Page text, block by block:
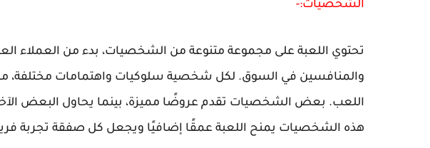
الشخصيات:-
تحتوي اللعبة على مجموعة متنوعة من الشخصيات، بدء من العملاء
والمنافسين في السوق. لكل شخصية سلوكيات واهتمامات مختلفة،
اللعب. بعض الشخصيات تقدم عروضًا مميزة، بينما يحاول البعض
هذه الشخصيات يمنح اللعبة عمقًا إضافيًا ويجعل كل صفقة تجربة